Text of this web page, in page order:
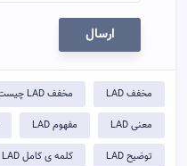
ارسال
مخفف LAD مخفف LAD چیست
معنی LAD مفهوم LAD
توضيح LAD کلمه ی کامل LAD